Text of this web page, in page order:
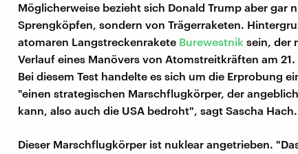
Möglicherweise bezieht sich Donald Trump aber gar
Sprengköpfen, sondern von Trägerraketen.
atomaren Langstreckenrakete Burewestnik sein, der
Verlauf eines Manövers von Atomstreitkräften am
Bei diesem Test handelte es sich um die Erprobung
"einen strategischen Marschflugkörper, der
kann, also auch die USA bedroht", sagt Sascha Hach.
Dieser Marschflugkörper ist nuklear angetrieben.